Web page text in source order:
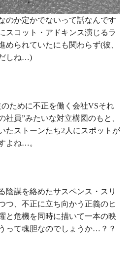
のか定かでないって話なんです
スコット・アドキンス演じるラ
められていたにも関わらず(彼、
しね…)
のために不正を働く会社VSそれ
社員”みたいな対立構図のもと、
たストーンたち2人にスポットが
よね…。
陰謀を絡めたサスペンス・スリ
つ、不正に立ち向かう正義のヒ
と危機を同時に描いて一本の映
って魂胆なのでしょうか…？？